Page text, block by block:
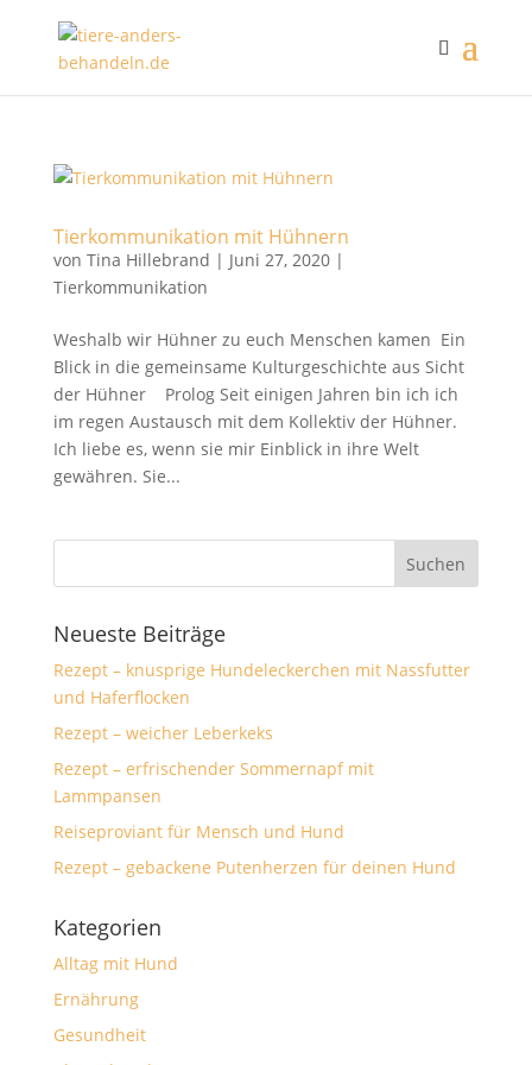
Tierkommunikation mit Hühnern
von Tina Hillebrand | Juni 27, 2020|
Tierkommunikation
Weshalb wir Hühner zu euch Menschen kamen Ein
Blick in die gemeinsame Kulturgeschichte aus Sicht
der Hühner Prolog Seit einigen Jahren bin ich ich
im regen Austausch mit dem Kollektiv der Hühner.
Ich liebe es, wenn sie mir Einblick in ihre Welt
gewähren. Sie...
Neueste Beiträge
Rezept – knusprige Hundeleckerchen mit Nassfutter
und Haferflocken
Rezept – weicher Leberkeks
Rezept – erfrischender Sommernapf mit
Lammpansen
Reiseproviant für Mensch und Hund
Rezept – gebackene Putenherzen für deinen Hund
Kategorien
Alltag mit Hund
Ernährung
Gesundheit